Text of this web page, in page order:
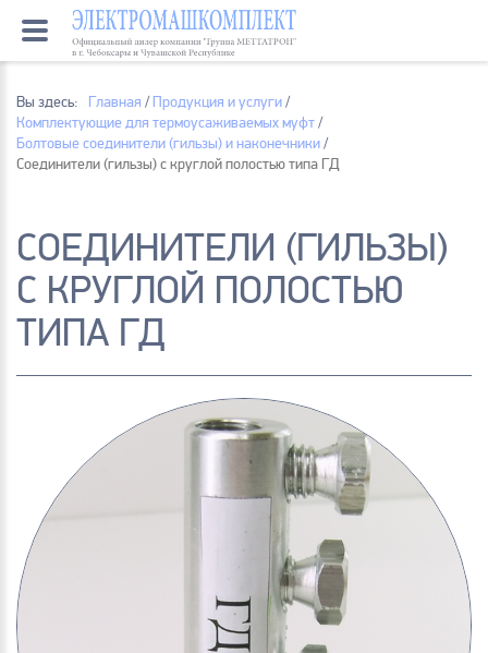
Вы здесь: Главная /Продукция и услуги/
Комплектующие для термоусаживаемых муфт/
Болтовые соединители (гильзы) и наконечники/
Соединители (гильзы) с круглой полостью типа ГД
СОЕДИНИТЕЛИ (ГИЛЬЗЫ)
С КРУГЛОЙ ПОЛОСТЬЮ
ТИПА ГД